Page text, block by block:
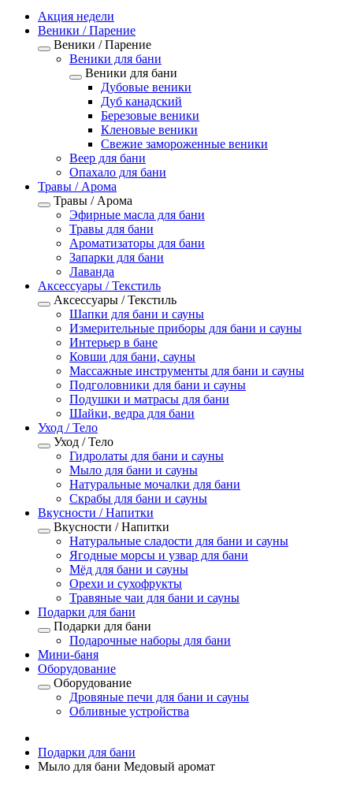
Акция недели
Веники / Парение
Веники / Парение
Веники для бани
Веники для бани
Дубовые веники
Дуб канадский
Березовые веники
Кленовые веники
Свежие замороженные веники
Веер для бани
Опахало для бани
Травы / Арома
Травы / Арома
Эфирные масла для бани
Травы для бани
Ароматизаторы для бани
Запарки для бани
Лаванда
Аксессуары / Текстиль
Аксессуары / Текстиль
Шапки для бани и сауны
Измерительные приборы для бани и сауны
Интерьер в бане
Ковши для бани, сауны
Массажные инструменты для бани и сауны
Подголовники для бани и сауны
Подушки и матрасы для бани
Шайки, ведра для бани
Уход / Тело
Уход / Тело
Гидролаты для бани и сауны
Мыло для бани и сауны
Натуральные мочалки для бани
Скрабы для бани и сауны
Вкусности / Напитки
Вкусности / Напитки
Натуральные сладости для бани и сауны
Ягодные морсы и узвар для бани
Мёд для бани и сауны
Орехи и сухофрукты
Травяные чаи для бани и сауны
Подарки для бани
Подарки для бани
Подарочные наборы для бани
Мини-баня
Оборудование
Оборудование
Дровяные печи для бани и сауны
Обливные устройства
Подарки для бани
Мыло для бани Медовый аромат